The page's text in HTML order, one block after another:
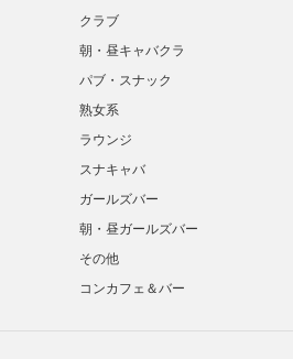
クラブ
朝・昼キャバクラ
パブ・スナック
熟女系
ラウンジ
スナキャバ
ガールズバー
朝・昼ガールズバー
その他
コンカフェ＆バー